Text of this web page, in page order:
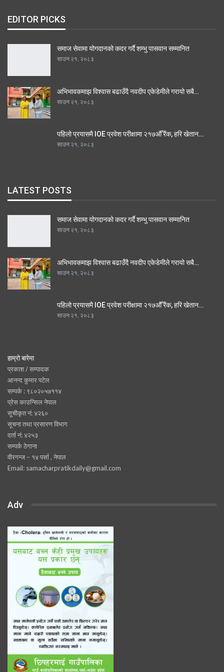
EDITOR PICKS
समाज सेवामा योगदानको कदर गर्दै शम्भु पासवान सम्मानित
साउन २१, २०८३
अभिभावकमाझ विश्वास बढाउँदै नवदीप एकेडेमीले गरायो सबै…
साउन २१, २०८३
पहिलो प्रयासमै IOE प्रवेश परीक्षामा २१७औँ रैंक, हरि खेतान…
साउन २१, २०८३
LATEST POSTS
समाज सेवामा योगदानको कदर गर्दै शम्भु पासवान सम्मानित
साउन २१, २०८३
अभिभावकमाझ विश्वास बढाउँदै नवदीप एकेडेमीले गरायो सबै…
साउन २१, २०८३
पहिलो प्रयासमै IOE प्रवेश परीक्षामा २१७औँ रैंक, हरि खेतान…
साउन २१, २०८३
हाम्रो बारेमा
प्रकाश / सम्पादक
आनन्द कुमार पटेल
सम्पर्क : ९८०२०५७११४
प्रेस काउन्सिल नेपाल
सूचीकृत नं: ४२६०
सूचना तथा प्रसारण विभाग
दर्ता नं: ४२५३
सम्पर्क ठेगाना
वीरगन्ज – १४ पर्सा , नेपाल
Email: samacharpratikdaily@gmail.com
Adv